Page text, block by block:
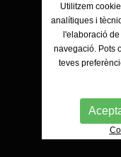
Utilitzem
analítiques i
l'elaboració
navegació. Pots
teves